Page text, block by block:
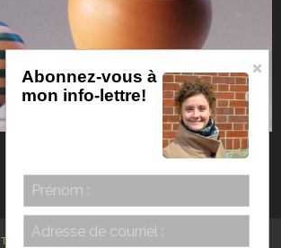
Think Up Themes Ltd
Abonnez-vous à
mon info-lettre!